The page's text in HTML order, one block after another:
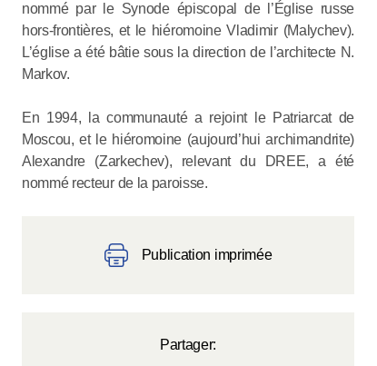
nommé par le Synode épiscopal de l’Église russe
hors-frontières, et le hiéromoine Vladimir (Malychev).
L’église a été bâtie sous la direction de l’architecte N.
Markov.
En 1994, la communauté a rejoint le Patriarcat de
Moscou, et le hiéromoine (aujourd’hui archimandrite)
Alexandre (Zarkechev), relevant du DREE, a été
nommé recteur de la paroisse.
Publication imprimée
Partager: